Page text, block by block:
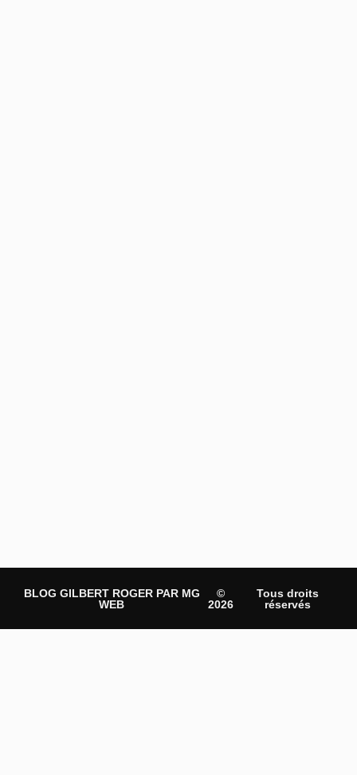
BLOG GILBERT ROGER PAR MG
WEB
©
2026
Tous droits
réservés